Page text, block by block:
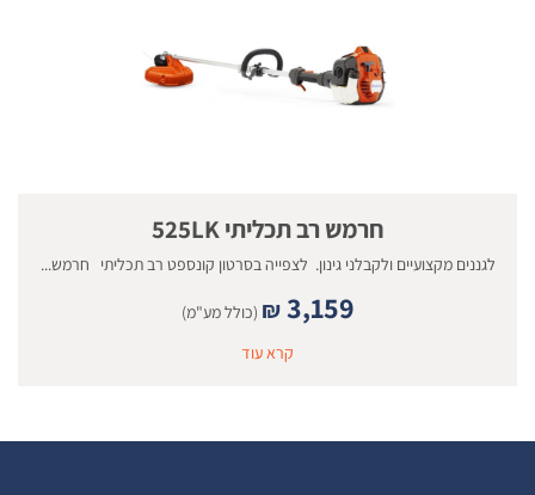
חרמש רב תכליתי 525LK
לגננים מקצועיים ולקבלני גינון. לצפייה בסרטון קונספט רב תכליתי חרמש...
₪ 3,159
(כולל מע"מ)
קרא עוד